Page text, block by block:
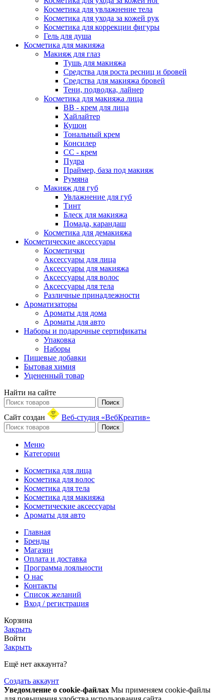
Косметика для увлажнение тела
Косметика для ухода за кожей рук
Косметика для коррекции фигуры
Гель для душа
Косметика для макияжа
Макияж для глаз
Тушь для макияжа
Средства для роста ресниц и бровей
Средства для макияжа бровей
Тени, подводка, лайнер
Косметика для макияжа лица
ВВ - крем для лица
Хайлайтер
Кушон
Тональный крем
Консилер
СС - крем
Пудра
Праймер, база под макияж
Румяна
Макияж для губ
Увлажнение для губ
Тинт
Блеск для макияжа
Помада, карандаш
Косметика для демакияжа
Косметические аксессуары
Косметички
Аксессуары для лица
Аксессуары для макияжа
Аксессуары для волос
Аксессуары для тела
Различные принадлежности
Ароматизаторы
Ароматы для дома
Ароматы для авто
Наборы и подарочные сертификаты
Упаковка
Наборы
Пищевые добавки
Бытовая химия
Уцененный товар
Найти на сайте
Поиск
Сайт создан Веб-студия «ВебКреатив»
Поиск
Меню
Категории
Косметика для лица
Косметика для волос
Косметика для тела
Косметика для макияжа
Косметические аксессуары
Ароматы для авто
Главная
Бренды
Магазин
Оплата и доставка
Программа лояльности
О нас
Контакты
Список желаний
Вход / регистрация
Корзина
Закрыть
Войти
Закрыть
Ещё нет аккаунта?
Создать аккаунт
Уведомление о cookie-файлах Мы применяем cookie-файлы